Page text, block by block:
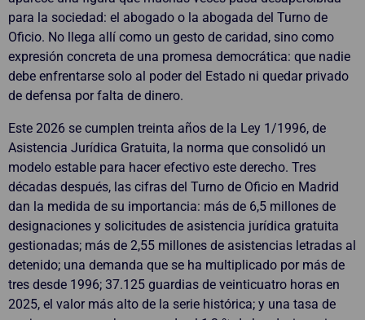
para la sociedad: el abogado o la abogada del Turno de
Oficio. No llega allí como un gesto de caridad, sino como
expresión concreta de una promesa democrática: que nadie
debe enfrentarse solo al poder del Estado ni quedar privado
de defensa por falta de dinero.
Este 2026 se cumplen treinta años de la Ley 1/1996, de
Asistencia Jurídica Gratuita, la norma que consolidó un
modelo estable para hacer efectivo este derecho. Tres
décadas después, las cifras del Turno de Oficio en Madrid
dan la medida de su importancia: más de 6,5 millones de
designaciones y solicitudes de asistencia jurídica gratuita
gestionadas; más de 2,55 millones de asistencias letradas al
detenido; una demanda que se ha multiplicado por más de
tres desde 1996; 37.125 guardias de veinticuatro horas en
2025, el valor más alto de la serie histórica; y una tasa de